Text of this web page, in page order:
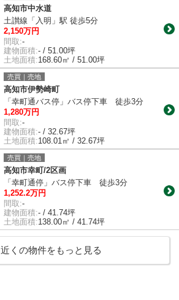
高知市中水道
土讃線「入明」駅 徒歩5分
2,150万円
間取:-
建物面積:- / 51.00坪
土地面積:168.60㎡ / 51.00坪
売買｜売地
高知市伊勢崎町
「幸町通バス停」バス停下車 徒歩3分
1,280万円
間取:-
建物面積:- / 32.67坪
土地面積:108.01㎡ / 32.67坪
売買｜売地
高知市幸町/2区画
「幸町通停」バス停下車 徒歩3分
1,252.2万円
間取:-
建物面積:- / 41.74坪
土地面積:138.00㎡ / 41.74坪
近くの物件をもっと見る